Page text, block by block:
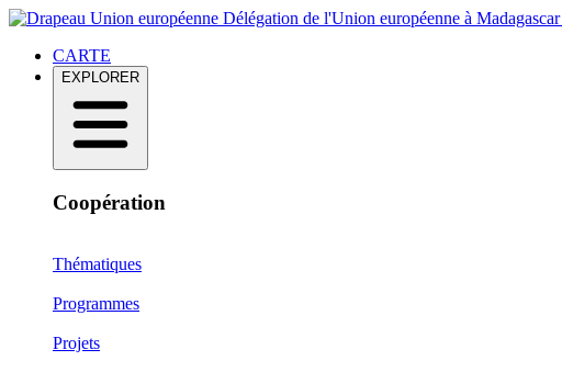
Délégation de l'Union européenne à Madagascar
CARTE
EXPLORER
Coopération
Thématiques
Programmes
Projets